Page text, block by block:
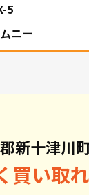
5
ニー
新十津川
買い取